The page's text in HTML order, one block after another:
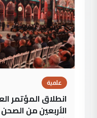
علمية
انطلاق المؤتمر
الأربعين من